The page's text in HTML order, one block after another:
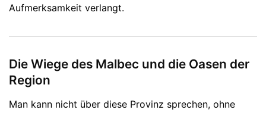
Aufmerksamkeit verlangt.
Die Wiege des Malbec und die Oasen der
Region
Man kann nicht über diese Provinz sprechen, ohne